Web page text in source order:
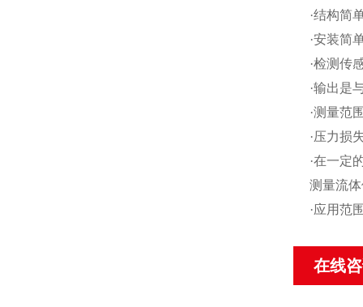
·结构简
·安装简
·检测传
·输出是
·测量范
·压力损
·在一定
测量流
·应用范
在线